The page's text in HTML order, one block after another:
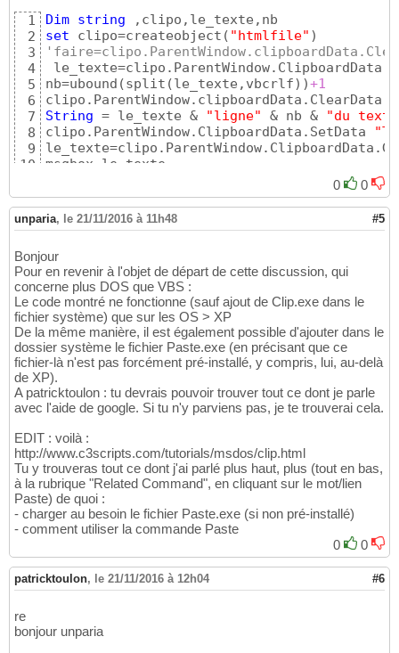
1
2
3
4
5
6
7
8
9
10
Dim string
set clipo=createobject ( "htmlfile" )
nb=ubound (split (le_texte,vbcrlf) )+1
clipo.ParentWindow.clipboardData.ClearData
String = le_texte & "ligne" & nb &
"du
clipo.ParentWindow.ClipboardData.SetData
msgbox le_texte
0 0
unparia, le 21/11/2016 à 11h48 #5
Bonjour
Pour en revenir à l'objet de départ de cette discussion, qui
concerne plus DOS que VBS :
Le code montré ne fonctionne (sauf ajout de Clip.exe dans le
fichier système) que sur les OS > XP
De la même manière, il est également possible d'ajouter dans le
dossier système le fichier Paste.exe (en précisant que ce
fichier-là n'est pas forcément pré-installé, y compris, lui, au-delà
de XP).
A patricktoulon : tu devrais pouvoir trouver tout ce dont je parle
avec l'aide de google. Si tu n'y parviens pas, je te trouverai cela.
EDIT : voilà :
http://www.c3scripts.com/tutorials/msdos/clip.html
Tu y trouveras tout ce dont j'ai parlé plus haut, plus (tout en bas,
à la rubrique "Related Command", en cliquant sur le mot/lien
Paste) de quoi :
- charger au besoin le fichier Paste.exe (si non pré-installé)
- comment utiliser la commande Paste
0
0
patricktoulon, le 21/11/2016 à 12h04 #6
re
bonjour unparia